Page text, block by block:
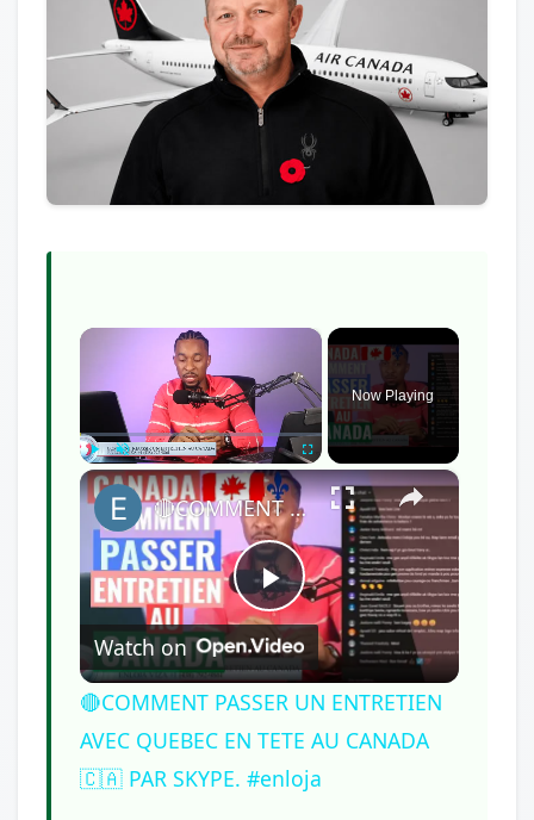
×
Play Unmute Fullscreen
Now Playing
×
Play
Video
🔴COMMENT PASSER UN ENTRETIEN AVEC QUEBEC EN TETE AU CANADA🇨🇦 PAR SKYPE. #enloja
Watch on
🔴COMMENT PASSER UN ENTRETIEN
AVEC QUEBEC EN TETE AU CANADA
🇨🇦 PAR SKYPE. #enloja